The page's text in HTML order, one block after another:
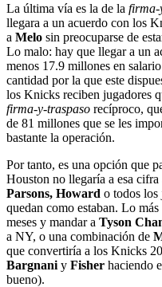
La última vía es la de la firma-
llegara a un acuerdo con los
a Melo sin preocuparse de
Lo malo: hay que llegar a un
menos 17.9 millones en
cantidad por la que este
los Knicks reciben jugadores
firma-y-traspaso recíproco,
de 81 millones que se les
bastante la operación.
Por tanto, es una opción que
Houston no llegaría a esa cifra
Parsons, Howard o todos los
quedan como estaban. Lo
meses y mandar a Tyson
a NY, o una combinación de
que convertiría a los Knicks
Bargnani y Fisher haciendo
bueno).